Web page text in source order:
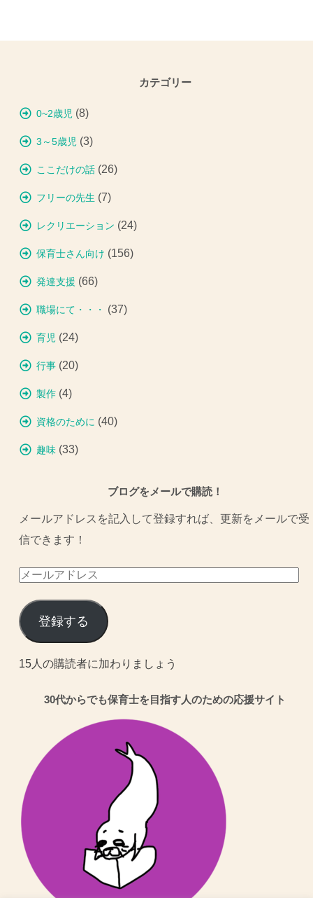
カテゴリー
0~2歳児 (8)
3～5歳児 (3)
ここだけの話 (26)
フリーの先生 (7)
レクリエーション (24)
保育士さん向け (156)
発達支援 (66)
職場にて・・・ (37)
育児 (24)
行事 (20)
製作 (4)
資格のために (40)
趣味 (33)
ブログをメールで購読！
メールアドレスを記入して登録すれば、更新をメールで受
信できます！
メ
ル
ア
ド
登録する
15人の購読者に加わりましょう
30代からでも保育士を目指す人のための応援サイト